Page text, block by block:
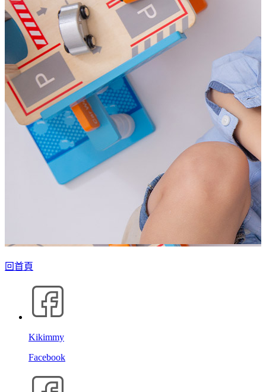
回首頁
Kikimmy
Facebook